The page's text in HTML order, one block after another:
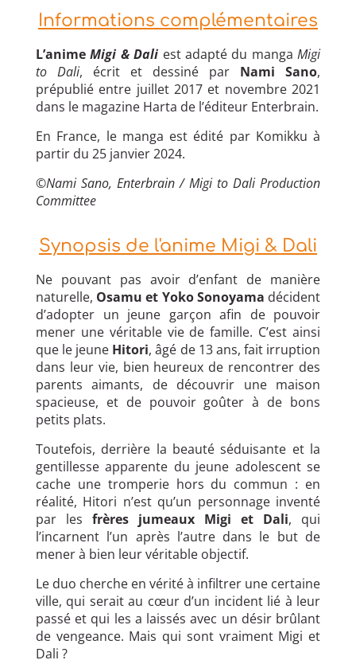
Informations complémentaires
L’animeMigi & Dali est adapté du manga Migi
to Dali, écrit et dessiné par Nami Sano,
prépublié entre juillet 2017 et novembre 2021
dans le magazine Harta de l’éditeur Enterbrain.
En France, le manga est édité par Komikku à
partir du 25 janvier 2024.
©Nami Sano, Enterbrain / Migi to Dali Production
Committee
Synopsis de l'anime Migi & Dali
Ne pouvant pas avoir d’enfant de manière
naturelle, Osamu et Yoko Sonoyama décident
d’adopter un jeune garçon afin de pouvoir
mener une véritable vie de famille. C’est ainsi
que le jeune Hitori, âgé de 13 ans, fait irruption
dans leur vie, bien heureux de rencontrer des
parents aimants, de découvrir une maison
spacieuse, et de pouvoir goûter à de bons
petits plats.
Toutefois, derrière la beauté séduisante et la
gentillesse apparente du jeune adolescent se
cache une tromperie hors du commun : en
réalité, Hitori n’est qu’un personnage inventé
par les frères jumeaux Migi et Dali, qui
l’incarnent l’un après l’autre dans le but de
mener à bien leur véritable objectif.
Le duo cherche en vérité à infiltrer une certaine
ville, qui serait au cœur d’un incident lié à leur
passé et qui les a laissés avec un désir brûlant
de vengeance. Mais qui sont vraiment Migi et
Dali ?